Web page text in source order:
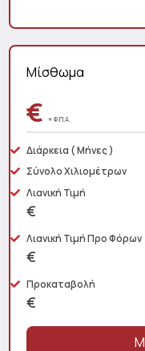
Μίσθωμα
€+ Φ.Π.Α.
Διάρκεια ( Μήνες )
Σύνολο Χιλιομέτρων
Λιανική Τιμή
€
Λιανική Τιμή Προ Φόρων
€
Προκαταβολή
€